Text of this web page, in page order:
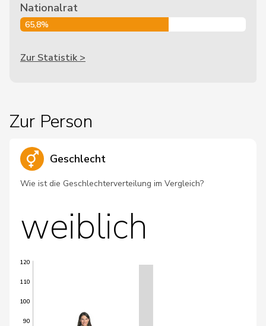
Nationalrat
65,8%
Zur Statistik >
Zur Person
Geschlecht
Wie ist die Geschlechterverteilung im Vergleich?
weiblich
90
100
110
120